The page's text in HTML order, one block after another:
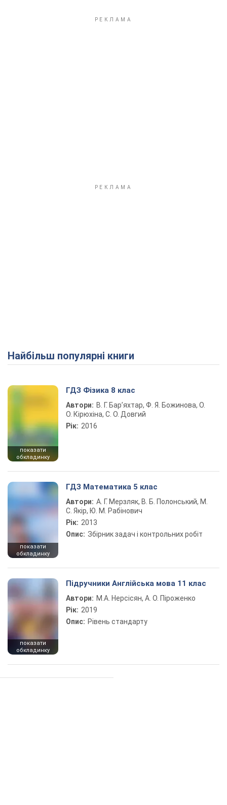
Найбільш популярні книги
показати
обкладинку
ГДЗ Фізика 8 клас
Автори: В. Г. Бар’яхтар, Ф. Я. Божинова, О.
О. Кірюхіна, С. О. Довгий
Рік: 2016
показати
обкладинку
ГДЗ Математика 5 клас
Автори: А. Г. Мерзляк, В. Б. Полонський, М.
С. Якір, Ю. М. Рабінович
Рік: 2013
Опис: Збірник задач і контрольних робіт
показати
обкладинку
Підручники Англійська мова 11 клас
Автори: М.А. Нерсісян, А. О. Піроженко
Рік: 2019
Опис: Рівень стандарту